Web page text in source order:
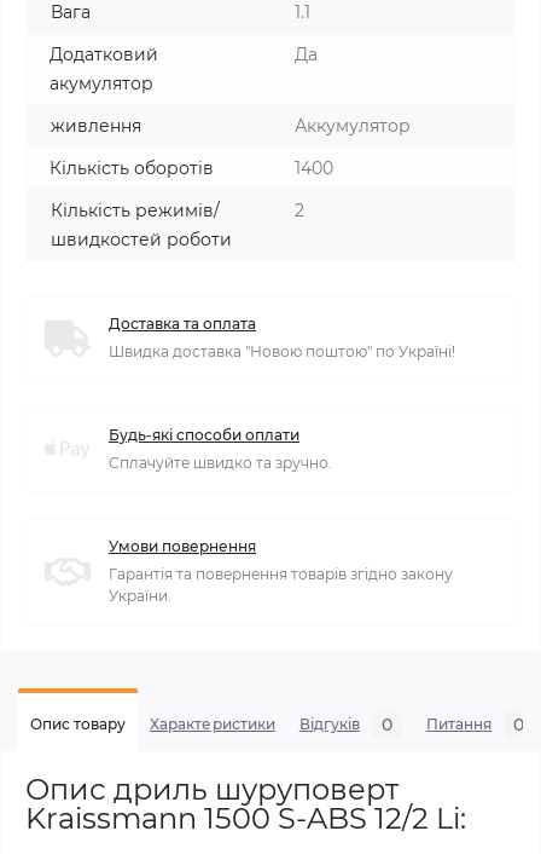
Вага
1.1
Додатковий
акумулятор
Да
живлення
Аккумулятор
Кількість оборотів
1400
Кількість режимів/
швидкостей роботи
2
Доставка та оплата
Швидка доставка "Новою поштою" по Україні!
Будь-які способи оплати
Сплачуйте швидко та зручно.
Умови повернення
Гарантія та повернення товарів згідно закону
України.
Опис товару Характеристики Відгуків 0 Питання 0
Опис дриль шуруповерт
Kraissmann 1500 S-ABS 12/2 Li: